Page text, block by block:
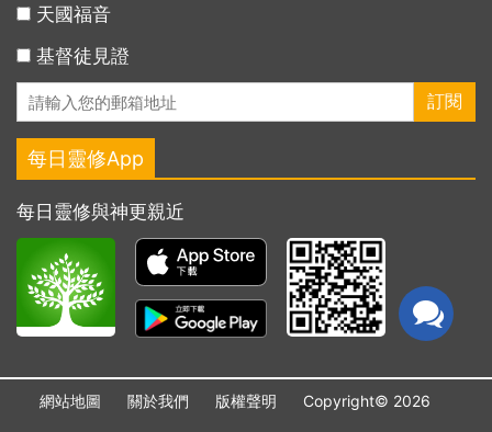
天國福音
基督徒見證
每日靈修App
每日靈修與神更親近
網站地圖 關於我們 版權聲明 Copyright© 2026